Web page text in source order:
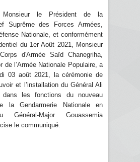
le Président de la
Suprême des Forces Armées,
Nationale, et conformément
du 1er Août 2021, Monsieur
d'Armée Saïd Chanegriha,
de l’Armée Nationale Populaire, a
03 août 2021, la cérémonie de
et l’installation du Général Ali
dans les fonctions du nouveau
la Gendarmerie Nationale en
Général-Major Gouassemia
le communiqué.